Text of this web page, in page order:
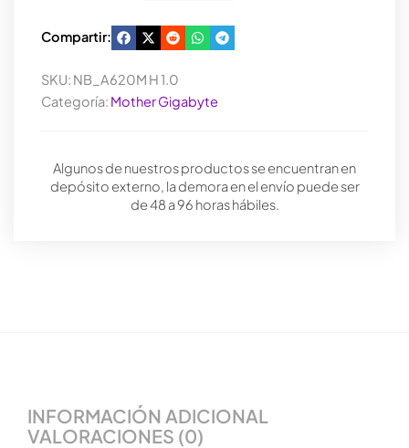
Compartir:
SKU: NB_A620M H 1.0
Categoría: Mother Gigabyte
Algunos de nuestros productos se encuentran en
depósito externo, la demora en el envío puede ser
de 48 a 96 horas hábiles.
INFORMACIÓN ADICIONAL
VALORACIONES (0)